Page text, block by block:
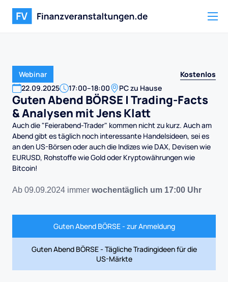
Webinar
Kostenlos
22.09.2025 17:00–18:00 PC zu Hause
Guten Abend BÖRSE | Trading-Facts
& Analysen mit Jens Klatt
Auch die "Feierabend-Trader" kommen nicht zu kurz. Auch am
Abend gibt es täglich noch interessante Handelsideen, sei es
an den US-Börsen oder auch die Indizes wie DAX, Devisen wie
EURUSD, Rohstoffe wie Gold oder Kryptowährungen wie
Bitcoin!
Ab 09.09.2024 immer wochentäglich um 17:00 Uhr
Guten Abend BÖRSE - zur Anmeldung
Guten Abend BÖRSE - Tägliche Tradingideen für die
US-Märkte